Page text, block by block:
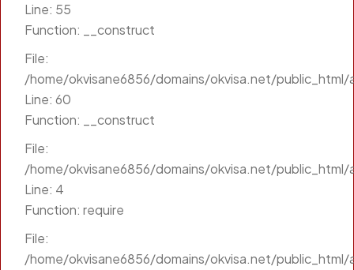
Line: 55
Function: __construct
File:
/home/okvisane6856/domains/okvisa.net/
Line: 60
Function: __construct
File:
/home/okvisane6856/domains/okvisa.net/
Line: 4
Function: require
File:
/home/okvisane6856/domains/okvisa.net/